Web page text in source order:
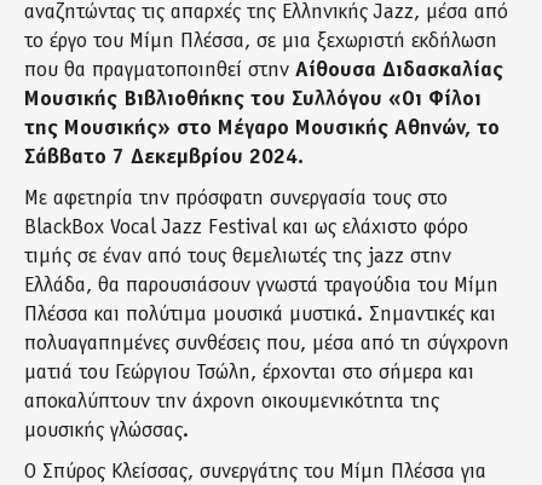
αναζητώντας τις απαρχές της Ελληνικής Jazz, μέσα από
το έργο του Μίμη Πλέσσα, σε μια ξεχωριστή εκδήλωση
που θα πραγματοποιηθεί στην Αίθουσα Διδασκαλίας
Μουσικής Βιβλιοθήκης του Συλλόγου «Οι Φίλοι
της Μουσικής» στο Μέγαρο Μουσικής Αθηνών, το
Σάββατο 7 Δεκεμβρίου 2024.
Με αφετηρία την πρόσφατη συνεργασία τους στο
BlackBox Vocal Jazz Festival και ως ελάχιστο φόρο
τιμής σε έναν από τους θεμελιωτές της jazz στην
Ελλάδα, θα παρουσιάσουν γνωστά τραγούδια του Μίμη
Πλέσσα και πολύτιμα μουσικά μυστικά. Σημαντικές και
πολυαγαπημένες συνθέσεις που, μέσα από τη σύγχρονη
ματιά του Γεώργιου Τσώλη, έρχονται στο σήμερα και
αποκαλύπτουν την άχρονη οικουμενικότητα της
μουσικής γλώσσας.
Ο Σπύρος Κλείσσας, συνεργάτης του Μίμη Πλέσσα για